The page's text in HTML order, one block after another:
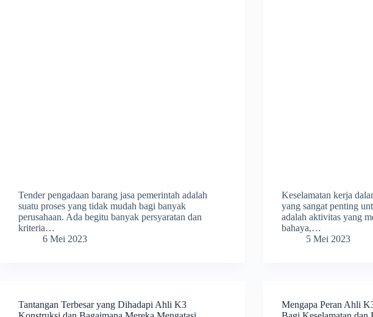
Tender pengadaan barang jasa pemerintah adalah
suatu proses yang tidak mudah bagi banyak
perusahaan. Ada begitu banyak persyaratan dan
kriteria…
6 Mei 2023
Keselamatan kerja
yang sangat penting
adalah aktivitas yang
bahaya,…
5 Mei 2023
Tantangan Terbesar yang Dihadapi Ahli K3
Mengapa Peran Ahli